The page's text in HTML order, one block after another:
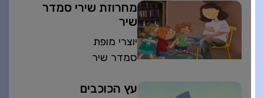
מחרוזת שירי סמדר
שיר
יוצרי מופת
סמדר שיר
עץ הכוכבים